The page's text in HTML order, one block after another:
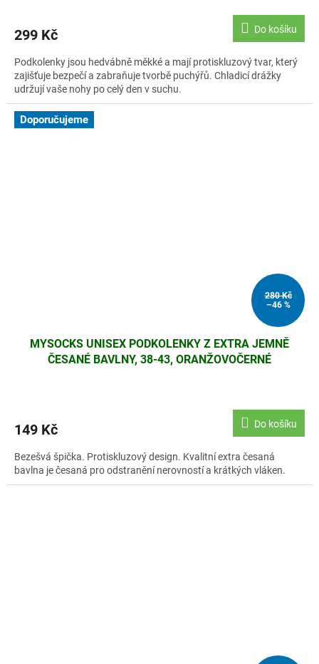
299 Kč Do košíku
Podkolenky jsou hedvábně měkké a mají protiskluzový tvar, který
zajišťuje bezpečí a zabraňuje tvorbě puchýřů. Chladicí drážky
udržují vaše nohy po celý den v suchu.
Doporučujeme
280 Kč
–46 %
MYSOCKS UNISEX PODKOLENKY Z EXTRA JEMNĚ
ČESANÉ BAVLNY, 38-43, ORANŽOVOČERNÉ
149 Kč Do košíku
Bezešvá špička. Protiskluzový design. Kvalitní extra česaná
bavlna je česaná pro odstranění nerovností a krátkých vláken.